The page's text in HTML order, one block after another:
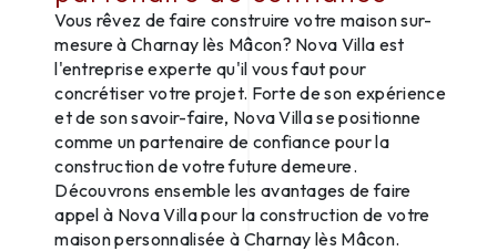
Vous rêvez de faire construire votre maison sur-
mesure à Charnay lès Mâcon? Nova Villa est
l'entreprise experte qu'il vous faut pour
concrétiser votre projet. Forte de son expérience
et de son savoir-faire, Nova Villa se positionne
comme un partenaire de confiance pour la
construction de votre future demeure.
Découvrons ensemble les avantages de faire
appel à Nova Villa pour la construction de votre
maison personnalisée à Charnay lès Mâcon.